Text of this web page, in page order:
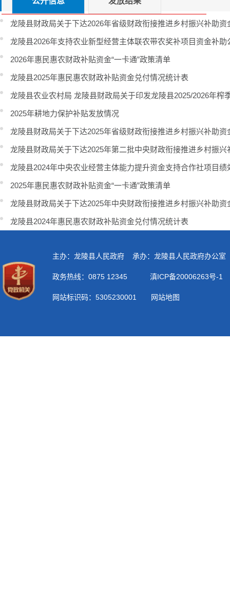
龙陵县财政局关于下达2026年省级财政衔接推进乡村振兴补助
龙陵县2026年支持农业新型经营主体联农带农奖补项目资金补助
2026年惠民惠农财政补贴资金“一卡通”政策清单
龙陵县2025年惠民惠农财政补贴资金兑付情况统计表
龙陵县农业农村局 龙陵县财政局关于印发龙陵县2025/2026年榨
2025年耕地力保护补贴发放情况
龙陵县财政局关于下达2025年省级财政衔接推进乡村振兴补助
龙陵县财政局关于下达2025年第二批中央财政衔接推进乡村振兴
龙陵县2024年中央农业经营主体能力提升资金支持合作社项目绩
2025年惠民惠农财政补贴资金“一卡通”政策清单
龙陵县财政局关于下达2025年中央财政衔接推进乡村振兴补助资
龙陵县2024年惠民惠农财政补贴资金兑付情况统计表